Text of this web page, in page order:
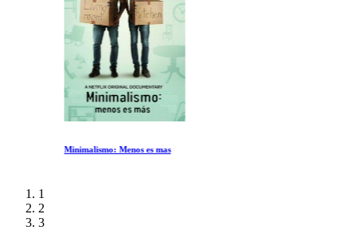
Minimalismo: Menos es mas
1
2
3